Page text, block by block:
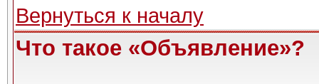
Вернуться к началу
Что такое «Объявление»?